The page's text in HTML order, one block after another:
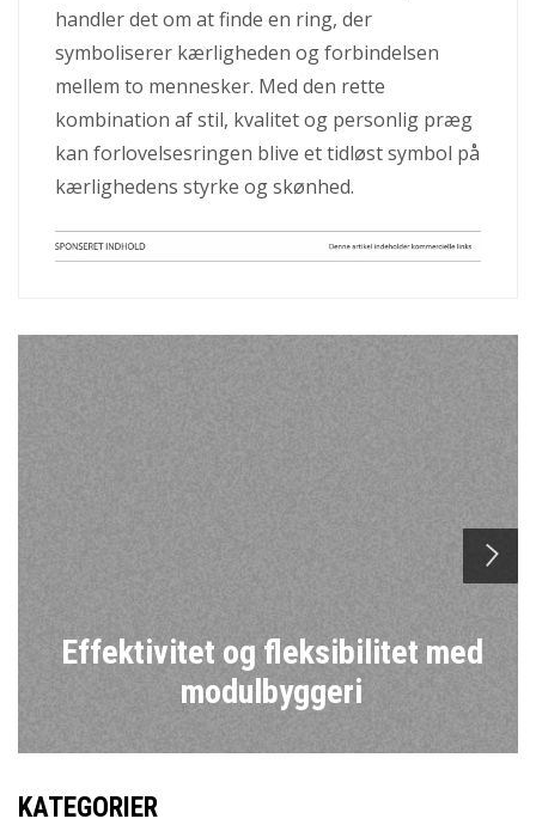
handler det om at finde en ring, der
symboliserer kærligheden og forbindelsen
mellem to mennesker. Med den rette
kombination af stil, kvalitet og personlig præg
kan forlovelsesringen blive et tidløst symbol på
kærlighedens styrke og skønhed.
Effektivitet og fleksibilitet med
modulbyggeri
KATEGORIER